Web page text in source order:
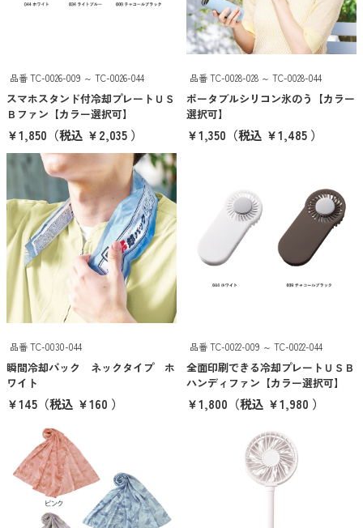
ブルー
グリーン
イエロー
オレンジ
ブラウン
ゴールド
シルバー
その他
ブランドから探す
THERMOS
品番 TC-0026-009 ～ TC-0026-044
スマホスタンド付冷却プレートＵＳ
Ｂファン【カラー選択可】
￥1,850 （税込 ￥2,035 ）
品番 TC-0028-028 ～ TC-0028-044
ポータブルシリコン氷のう【カラー
選択可】
￥1,350 （税込 ￥1,485 ）
品番 TC-0030-044
瞬間冷却パック ネックタイプ ホ
ワイト
￥145 （税込 ￥160 ）
品番 TC-0022-009 ～ TC-0022-044
全面印刷できる冷却プレートＵＳＢ
ハンディファン【カラー選択可】
￥1,800 （税込 ￥1,980 ）